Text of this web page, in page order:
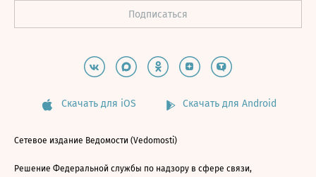
Скачать для iOS Скачать для Android
Сетевое издание Ведомости (Vedomosti)
Решение Федеральной службы по надзору в сфере связи,